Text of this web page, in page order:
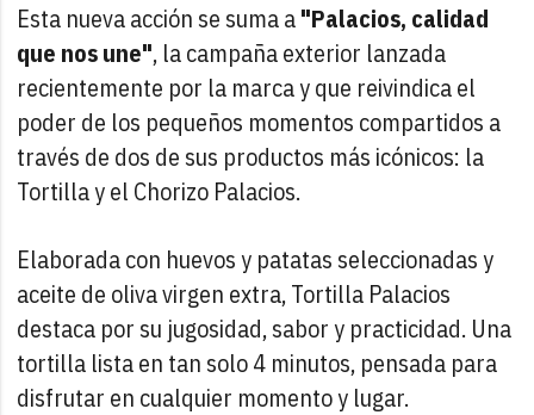
Esta nueva acción se suma a"Palacios, calidad
que nos une", la campaña exterior lanzada
recientemente por la marca y que reivindica el
poder de los pequeños momentos compartidos a
través de dos de sus productos más icónicos: la
Tortilla y el Chorizo Palacios.
Elaborada con huevos y patatas seleccionadas y
aceite de oliva virgen extra, Tortilla Palacios
destaca por su jugosidad, sabor y practicidad. Una
tortilla lista en tan solo 4 minutos, pensada para
disfrutar en cualquier momento y lugar.